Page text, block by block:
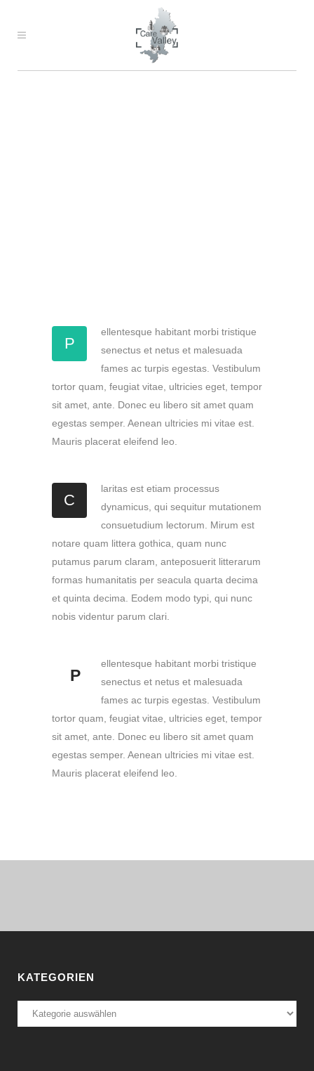
P
ellentesque habitant morbi tristique
senectus et netus et malesuada
fames ac turpis egestas. Vestibulum
tortor quam, feugiat vitae, ultricies eget, tempor
sit amet, ante. Donec eu libero sit amet quam
egestas semper. Aenean ultricies mi vitae est.
Mauris placerat eleifend leo.
C
laritas est etiam processus
dynamicus, qui sequitur mutationem
consuetudium lectorum. Mirum est
notare quam littera gothica, quam nunc
putamus parum claram, anteposuerit litterarum
formas humanitatis per seacula quarta decima
et quinta decima. Eodem modo typi, qui nunc
nobis videntur parum clari.
P
ellentesque habitant morbi tristique
senectus et netus et malesuada
fames ac turpis egestas. Vestibulum
tortor quam, feugiat vitae, ultricies eget, tempor
sit amet, ante. Donec eu libero sit amet quam
egestas semper. Aenean ultricies mi vitae est.
Mauris placerat eleifend leo.
KATEGORIEN
Kategorien